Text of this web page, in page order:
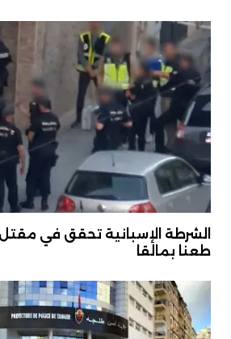
الشرطة الإسبانية تحقق في
طعنا بمالقا